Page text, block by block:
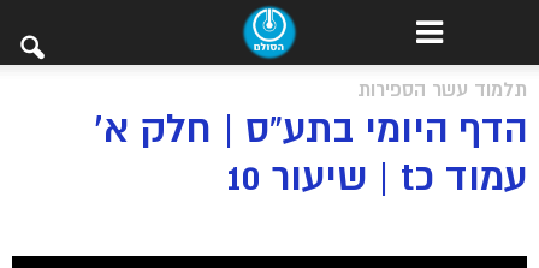
תלמוד עשר הספירות
הדף היומי בתע”ס | חלק א’
עמוד כt | שיעור 10